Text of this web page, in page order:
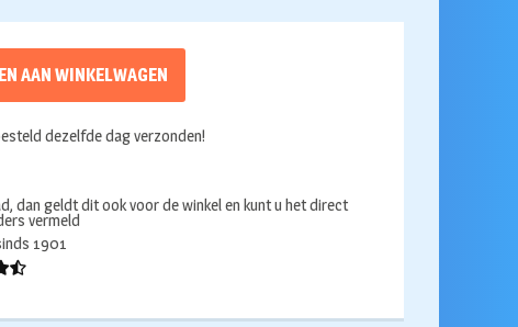
AAN WINKELWAGEN
dezelfde dag verzonden!
dan geldt dit ook voor de winkel en kunt u het direct
vermeld
1901